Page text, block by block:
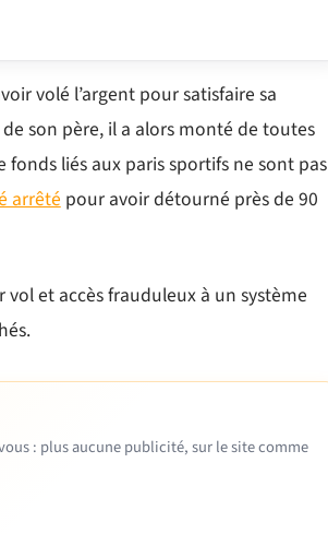
volé l’argent pour satisfaire sa
son père, il a alors monté de toutes
fonds liés aux paris sportifs ne sont pas
arrêté pour avoir détourné près de 90
vol et accès frauduleux à un système
: plus aucune publicité, sur le site comme